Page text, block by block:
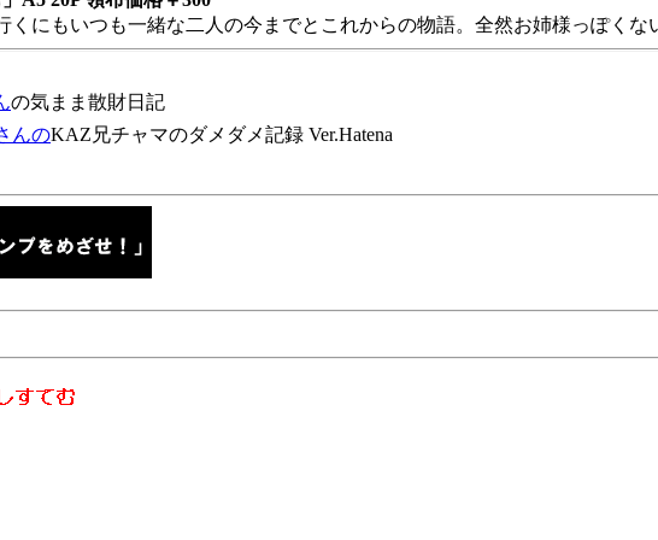
にもいつも一緒な二人の今までとこれからの物語。全然お姉様っぽくな
の気まま散財日記
んのKAZ兄チャマのダメダメ記録 Ver.Hatena